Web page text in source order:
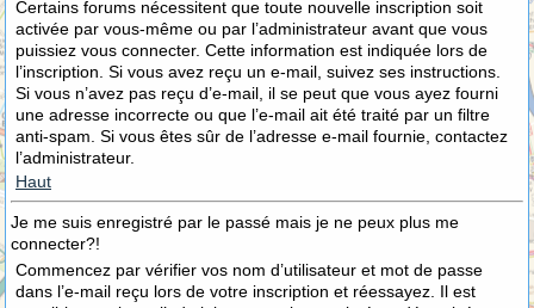
Certains forums nécessitent que toute nouvelle inscription soit
activée par vous-même ou par l’administrateur avant que vous
puissiez vous connecter. Cette information est indiquée lors de
l’inscription. Si vous avez reçu un e-mail, suivez ses instructions.
Si vous n’avez pas reçu d’e-mail, il se peut que vous ayez fourni
une adresse incorrecte ou que l’e-mail ait été traité par un filtre
anti-spam. Si vous êtes sûr de l’adresse e-mail fournie, contactez
l’administrateur.
Haut
Je me suis enregistré par le passé mais je ne peux plus me
connecter?!
Commencez par vérifier vos nom d’utilisateur et mot de passe
dans l’e-mail reçu lors de votre inscription et réessayez. Il est